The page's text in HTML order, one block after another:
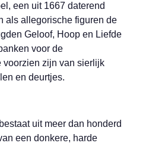
een uit 1667 daterend
als allegorische figuren de
Geloof, Hoop en Liefde
voor de
voorzien zijn van sierlijk
en deurtjes.
uit meer dan honderd
een donkere, harde